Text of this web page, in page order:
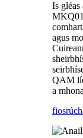
Is
agus
QAM
a